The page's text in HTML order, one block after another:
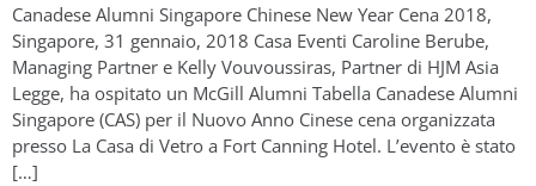
Canadese Alumni Singapore Chinese New Year Cena 2018,
Singapore, 31 gennaio, 2018 Casa Eventi Caroline Berube,
Managing Partner e Kelly Vouvoussiras, Partner di HJM Asia
Legge, ha ospitato un McGill Alumni Tabella Canadese Alumni
Singapore (CAS) per il Nuovo Anno Cinese cena organizzata
presso La Casa di Vetro a Fort Canning Hotel. L’evento è stato
[…]